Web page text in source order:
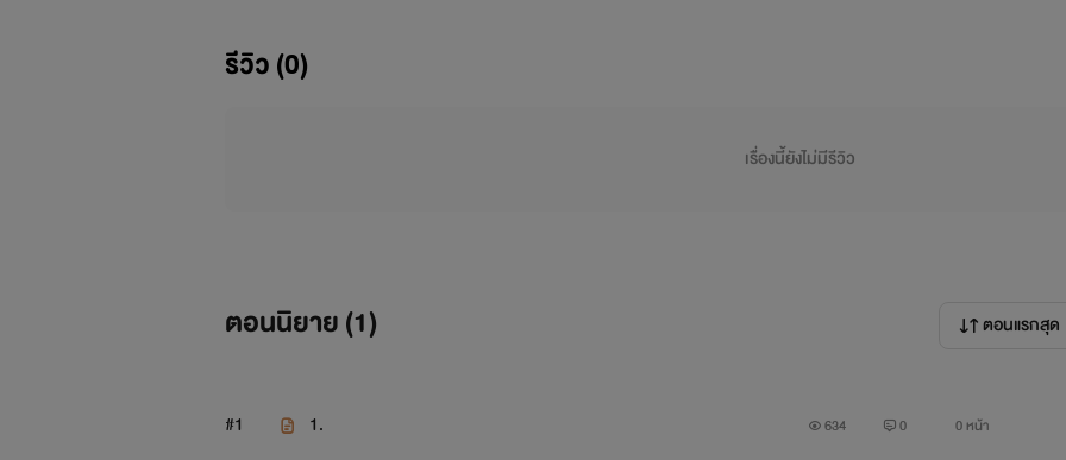
- ขอขอบพระคุณมาด้วย ณ ที่นี้
[ KaiDo' EXO ] เลิกเป็นเพื่อนแล้วเลื่อนไปเป็นแฟน
รีวิว (0)
เรื่องนี้ยังไม่มีรีวิว
ตอนนิยาย (1) ตอนแรกสุด
#1 1. 634 0 0 หน้า